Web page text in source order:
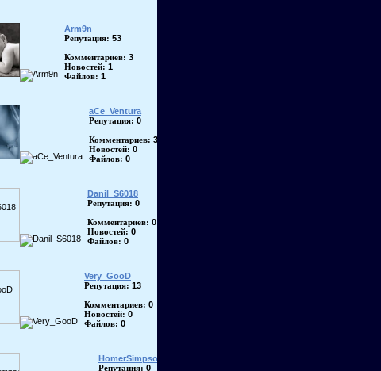
Arm9n
Репутация: 53
Комментариев: 3
Новостей: 1
Файлов: 1
aCe_Ventura
Репутация: 0
Комментариев: 3
Новостей: 0
Файлов: 0
Danil_S6018
Репутация: 0
Комментариев: 0
Новостей: 0
Файлов: 0
Very_GooD
Репутация: 13
Комментариев: 0
Новостей: 0
Файлов: 0
HomerSimpson
Репутация: 0